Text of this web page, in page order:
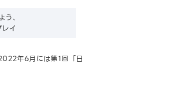
、
イ
年6月には第1回「日